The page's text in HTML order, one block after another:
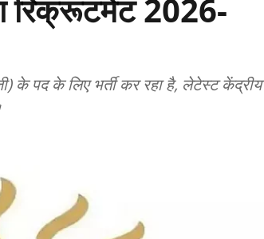
रिक्रूटमेंट 2026-
के पद के लिए भर्ती कर रहा है, लेटेस्ट केंद्रीय